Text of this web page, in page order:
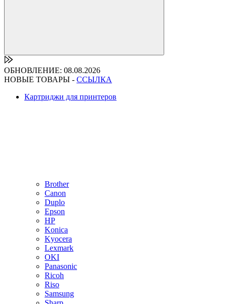
ОБНОВЛЕНИЕ: 08.08.2026
НОВЫЕ ТОВАРЫ - ССЫЛКА
Картриджи для принтеров
Brother
Canon
Duplo
Epson
HP
Konica
Kyocera
Lexmark
OKI
Panasonic
Ricoh
Riso
Samsung